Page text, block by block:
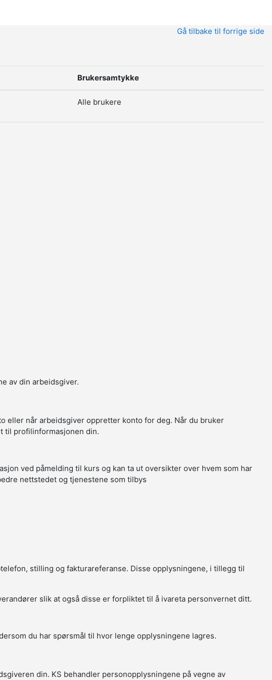
Gå tilbake til forrige side
Brukersamtykke
Alle brukere
av din arbeidsgiver.
eller når arbeidsgiver oppretter konto for deg. Når du bruker
til profilinformasjonen din.
ved påmelding til kurs og kan ta ut oversikter over hvem som har
nettstedet og tjenestene som tilbys
stilling og fakturareferanse. Disse opplysningene, i tillegg til
slik at også disse er forpliktet til å ivareta personvernet ditt.
du har spørsmål til hvor lenge opplysningene lagres.
din. KS behandler personopplysningene på vegne av